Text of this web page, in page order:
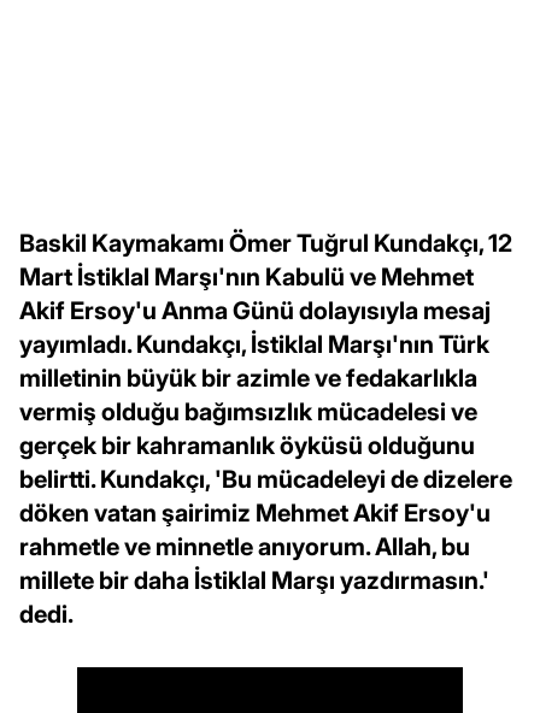
Baskil Kaymakamı Ömer Tuğrul Kundakçı, 12
Mart İstiklal Marşı'nın Kabulü ve Mehmet
Akif Ersoy'u Anma Günü dolayısıyla mesaj
yayımladı. Kundakçı, İstiklal Marşı'nın Türk
milletinin büyük bir azimle ve fedakarlıkla
vermiş olduğu bağımsızlık mücadelesi ve
gerçek bir kahramanlık öyküsü olduğunu
belirtti. Kundakçı, 'Bu mücadeleyi de dizelere
döken vatan şairimiz Mehmet Akif Ersoy'u
rahmetle ve minnetle anıyorum. Allah, bu
millete bir daha İstiklal Marşı yazdırmasın.'
dedi.